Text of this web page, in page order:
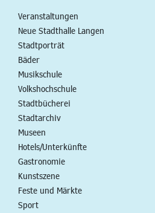
Veranstaltungen
Neue Stadthalle Langen
Stadtporträt
Bäder
Musikschule
Volkshochschule
Stadtbücherei
Stadtarchiv
Museen
Hotels/Unterkünfte
Gastronomie
Kunstszene
Feste und Märkte
Sport